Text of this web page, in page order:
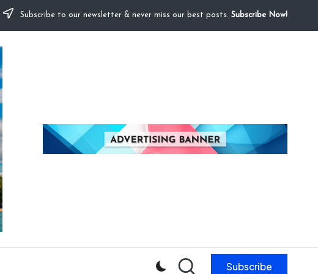
Subscribe to our newsletter & never miss our best posts. Subscribe Now!
Subscribe